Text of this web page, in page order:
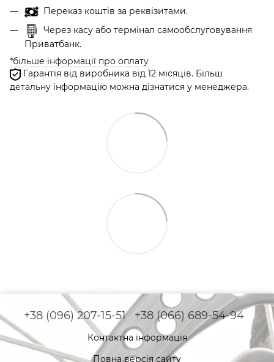
Переказ коштів за реквізитами.
Через касу або термінал самообслуговування
Приватбанк.
*більше інформації про оплату
Гарантія від виробника від 12 місяців. Більш
детальну інформацію можна дізнатися у менеджера.
+38 (096) 207-15-51 +38 (066) 689-54-94
Контактна інформація
Повна версія сайту